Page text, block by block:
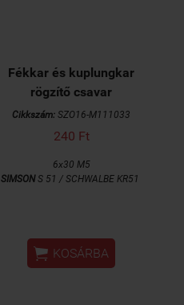
Fékkar és kuplungkar
rögzítő csavar
Cikkszám: SZO16-M111033
240 Ft
6x30 M5
SIMSONS 51 / SCHWALBE KR51
 KOSÁRBA